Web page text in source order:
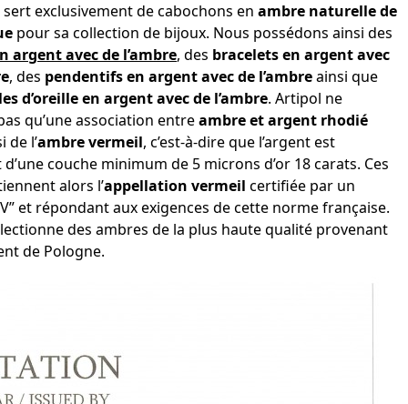
exclusivement de cabochons en ambre naturelle de
pour sa collection de bijoux. Nous possédons ainsi des
argent avec de l’ambre, des bracelets en argent avec
, des pendentifs en argent avec de l’ambreainsi que
d’oreille en argent avec de l’ambre. Artipol ne
qu’une association entreambre et argent rhodié
de l’ambre vermeil, c’est-à-dire que l’argent est
couche minimum de 5 microns d’or 18 carats. Ces
alors l’appellation vermeil certifiée par un
et répondant aux exigences de cette norme française.
des ambres de la plus haute qualité provenant
de Pologne.